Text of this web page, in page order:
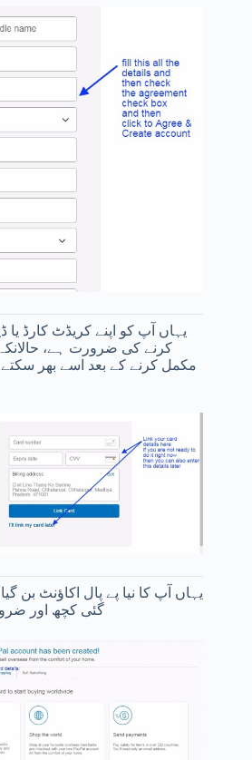
یہاں آپ کو اپنے کریڈٹ کارڈ
کرنے کی ضرورت ہے،
مکمل کرنے کے بعد اسے بھر
یہاں آپ کا نیا پے پال اکاؤنٹ بن
گئی کچھ اور